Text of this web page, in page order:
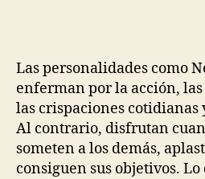
Las personalidades como
enferman por la acción,
las crispaciones
Al contrario, disfrutan
someten a los demás,
consiguen sus objetivos.